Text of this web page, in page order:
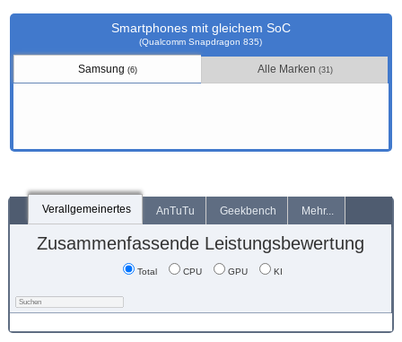
Smartphones mit gleichem SoC
(Qualcomm Snapdragon 835)
Samsung(6) Alle Marken (31)
Verallgemeinertes AnTuTu Geekbench Mehr...
Zusammenfassende Leistungsbewertung
Total CPU GPU KI